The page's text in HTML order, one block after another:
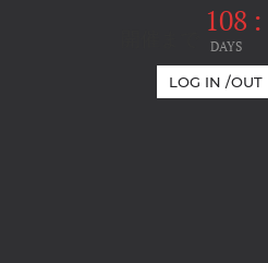
108
DAYS
:
LOG IN /OUT